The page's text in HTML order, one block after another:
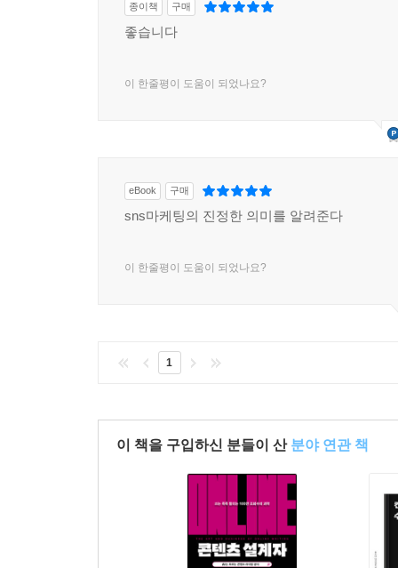
종이책 구매
좋습니다
이 한줄평이 도움이 되었나요?
eBook 구매
sns마케팅의 진정한 의미를 알려준다
이 한줄평이 도움이 되었나요?
1
이 책을 구입하신 분들이 산 분야 연관 책